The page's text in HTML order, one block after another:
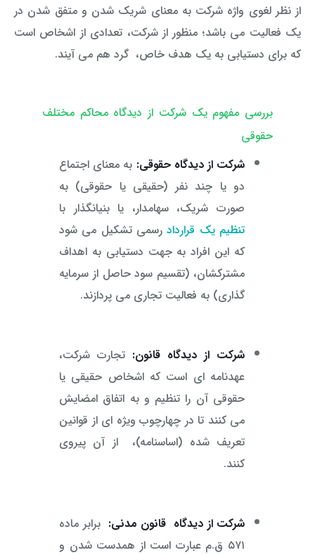
از نظر لغوی واژه شرکت به معنای شریک شدن و متفق شدن در
یک فعالیت می باشد؛ منظور از شرکت، تعدادی از اشخاص است
که برای دستیابی به یک هدف خاص، گرد هم می آیند.
بررسی مفهوم یک شرکت از دیدگاه محاکم مختلف
حقوقی
شرکت از دیدگاه حقوقی: به معنای اجتماع
دو یا چند نفر (حقیقی یا حقوقی) به
صورت شریک، سهامدار، یا بنیانگذار با
تنظیم یک قراردادرسمی تشکیل می شود
که این افراد به جهت دستیابی به اهداف
مشترکشان، (تقسیم سود حاصل از سرمایه
گذاری) به فعالیت تجاری می پردازند.
شرکت از دیدگاه قانون: تجارت شرکت،
عهدنامه ای است که اشخاص حقیقی یا
حقوقی آن را تنظیم و به اتفاق امضایش
می کنند تا در چهارچوب ویژه ای از قوانین
تعریف شده (اساسنامه)، از آن پیروی
کنند.
شرکت از دیدگاه قانون مدنی: برابر ماده
۵۷۱ ق.م عبارت است از همدست شدن و